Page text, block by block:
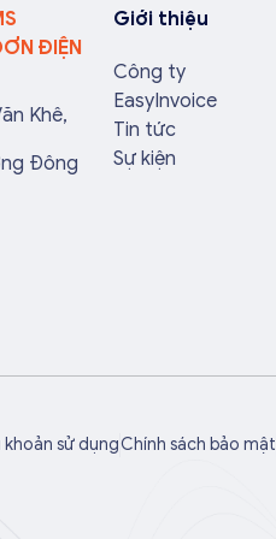
ĐIỆN
Khê,
Đông
Giới thiệu
Công ty
EasyInvoice
Tin tức
Sự kiện
khoản sử dụngChính sách bảo mật